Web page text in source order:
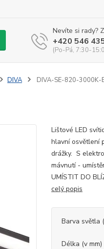
Nevíte si rady?
+420 546
(Po-Pá, 7:30-
DIVA DIVA-SE-820-3000K-
Lištové LED
hlavní osvětlení
drážky. S
mávnutí -
UMÍSTIT DO
celý popis
Barva světla
Délka (v mm)